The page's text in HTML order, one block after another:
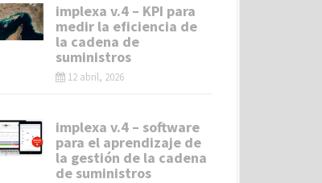
implexa v.4 – KPI para
medir la eficiencia de
la cadena de
suministros
12 abril, 2026
implexa v.4 – software
para el aprendizaje de
la gestión de la cadena
de suministros